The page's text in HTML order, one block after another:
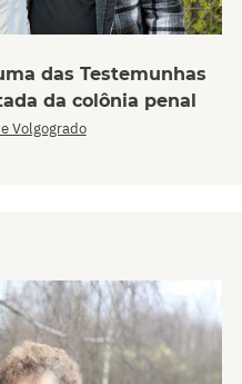
das Testemunhas
da colônia penal
Volgogrado